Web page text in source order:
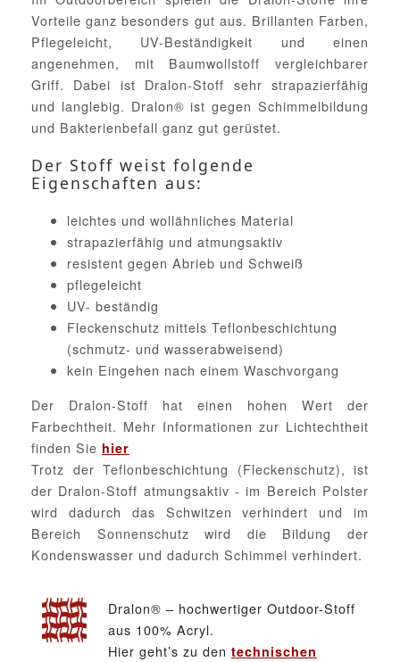
Vorteile ganz besonders gut aus. Brillanten Farben,
Pflegeleicht, UV-Beständigkeit und einen
angenehmen, mit Baumwollstoff vergleichbarer
Griff. Dabei ist Dralon-Stoff sehr strapazierfähig
und langlebig. Dralon® ist gegen Schimmelbildung
und Bakterienbefall ganz gut gerüstet.
Der Stoff weist folgende
Eigenschaften aus:
leichtes und wollähnliches Material
strapazierfähig und atmungsaktiv
resistent gegen Abrieb und Schweiß
pflegeleicht
UV- beständig
Fleckenschutz mittels Teflonbeschichtung
(schmutz- und wasserabweisend)
kein Eingehen nach einem Waschvorgang
Der Dralon-Stoff hat einen hohen Wert der
Farbechtheit. Mehr Informationen zur Lichtechtheit
finden Sie hier
Trotz der Teflonbeschichtung (Fleckenschutz), ist
der Dralon-Stoff atmungsaktiv - im Bereich Polster
wird dadurch das Schwitzen verhindert und im
Bereich Sonnenschutz wird die Bildung der
Kondenswasser und dadurch Schimmel verhindert.
Dralon® – hochwertiger Outdoor-Stoff
aus 100% Acryl.
Hier geht’s zu den technischen